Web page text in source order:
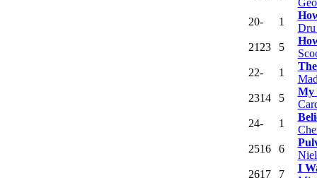
20- 1
21 23 5
22- 1
2314 5
My
24- 1
2516 6
2617 7
I